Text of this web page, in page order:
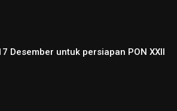
Desember untuk persiapan PON XXII